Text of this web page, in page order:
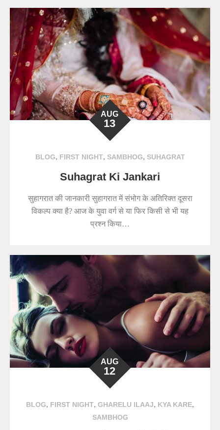
AUG
13
BLOG, FIRST NIGHT, SAMBHOG, SUHAGRAT
Suhagrat Ki Jankari
सुहागरात की जानकारी सुहागरात में संभोग के अतिरिक्त दूसरा
विकल्प क्या है? आज के युवा वर्ग से या फिर किसी से भी यह
प्रश्न किया…
AUG
12
BLOG, FIRST NIGHT, GHARELU ILAAJ, KYA KARE,
SAMBHOG